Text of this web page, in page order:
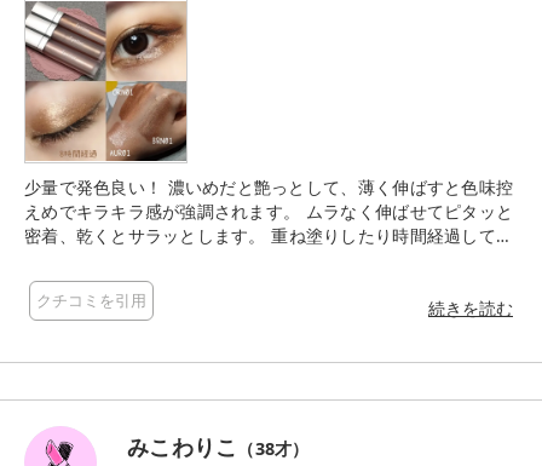
少量で発色良い！⁡ 濃いめだと艶っとして、⁡薄く伸ばすと色味控
えめでキラキラ感が強調されます。⁡ ⁡ムラなく伸ばせてピタッと
密着、乾くとサラッとします。⁡ ⁡重ね塗りしたり時間経過しても
から中央に塗っています。⁡⁡ ⁡ ⁡保湿効果のある美容成分が配合さ
れています◎⁡
クチコミを引用 続きを読む
みこわりこ （38才）